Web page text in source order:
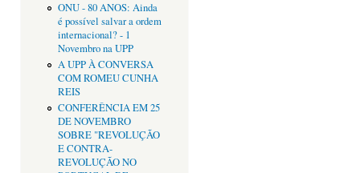
ONU - 80 ANOS: Ainda
é possível salvar a ordem
internacional? - 1
Novembro na UPP
A UPP À CONVERSA
COM ROMEU CUNHA
REIS
CONFERÊNCIA EM 25
DE NOVEMBRO
SOBRE "REVOLUÇÃO
E CONTRA-
REVOLUÇÃO NO